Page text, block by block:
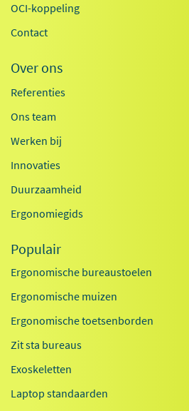
OCI-koppeling
Contact
Over ons
Referenties
Ons team
Werken bij
Innovaties
Duurzaamheid
Ergonomiegids
Populair
Ergonomische bureaustoelen
Ergonomische muizen
Ergonomische toetsenborden
Zit sta bureaus
Exoskeletten
Laptop standaarden